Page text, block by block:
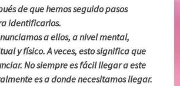
de que hemos seguido pasos
identificarlos.
a ellos, a nivel mental,
y físico. A veces, esto significa que
No siempre es fácil llegar a este
es a donde necesitamos llegar.